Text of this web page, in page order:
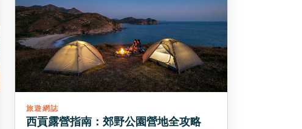
旅遊網誌
西貢露營指南：郊野公園營地全攻略